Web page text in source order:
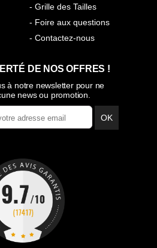
- Grille des Tailles
- Foire aux questions
- Contactez-nous
DE NOS OFFRES !
à notre newsletter pour ne
news ou promotion.
OK